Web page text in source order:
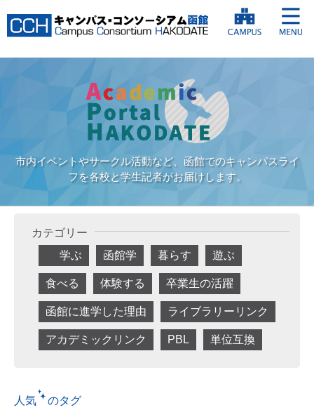
市内イベントやサークル活動など、函館でのキャンパスライ
フを各校と学生記者がお届けします。
カテゴリー
学ぶ
函館学 暮らす 遊ぶ
食べる 体験する 卒業生の活躍
函館に進学した理由 ライブラリーリンク
アカデミックリンク PBL 単位互換
人気 のタグ